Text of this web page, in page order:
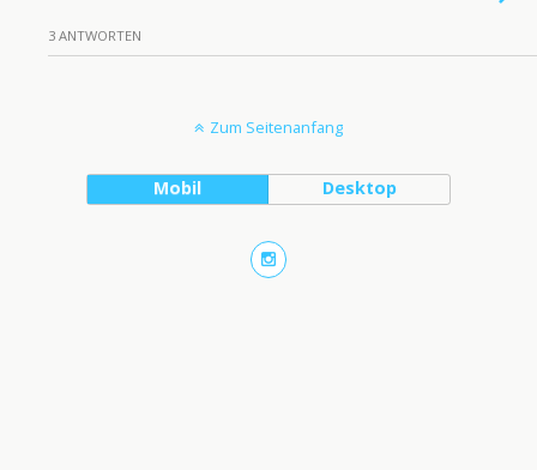
3 ANTWORTEN
Zum Seitenanfang
Mobil Desktop